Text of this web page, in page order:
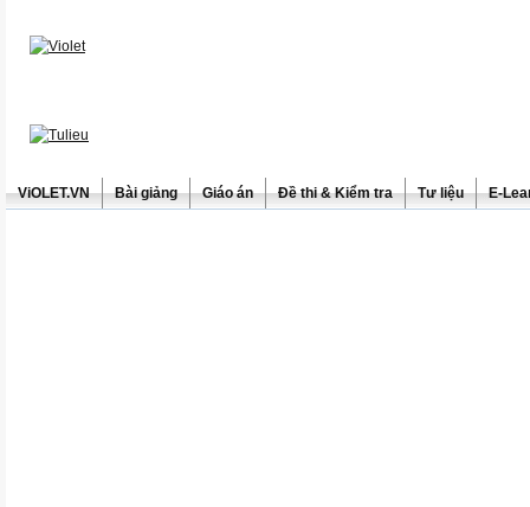
ViOLET.VN Bài giảng Giáo án Đề thi & Kiểm tra Tư liệu E-